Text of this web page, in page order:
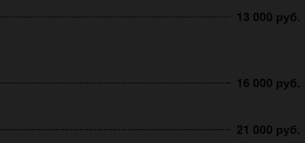
13 000 руб.
16 000 руб.
21 000 руб.